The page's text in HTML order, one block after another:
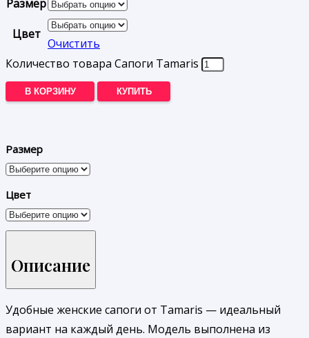
Размер
Цвет
Очистить
Количество товара Сапоги Tamaris
В КОРЗИНУ КУПИТЬ
Размер
Цвет
Описание
Удобные женские сапоги от Tamaris — идеальный
вариант на каждый день. Модель выполнена из